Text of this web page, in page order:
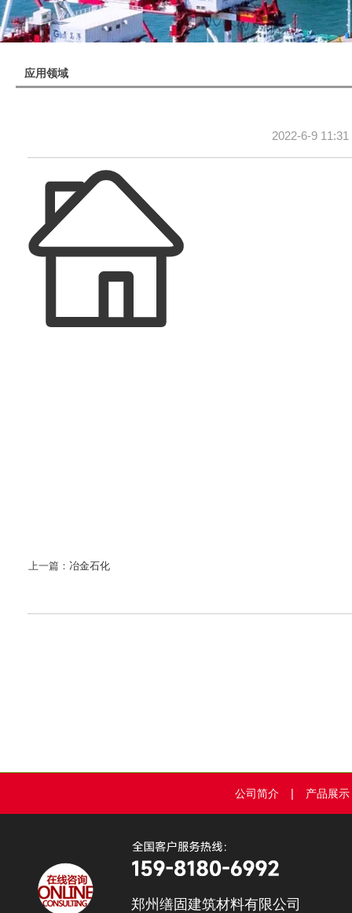
应用领域
2022-6-9 11:31
上一篇： 冶金石化
公司简介 | 产品展示
郑州缮固建筑材料有限公司